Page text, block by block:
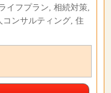
イフプラン, 相続対策,
ンサルティング, 住